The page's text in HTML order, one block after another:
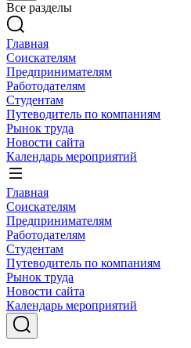
Все разделы
Главная
Соискателям
Предпринимателям
Работодателям
Студентам
Путеводитель по компаниям
Рынок труда
Новости сайта
Календарь мероприятий
Главная
Соискателям
Предпринимателям
Работодателям
Студентам
Путеводитель по компаниям
Рынок труда
Новости сайта
Календарь мероприятий